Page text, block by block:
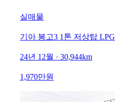
실매물
기아 봉고3 1톤 저상탑 LPG
24년 12월 · 30,944km
1,970만원